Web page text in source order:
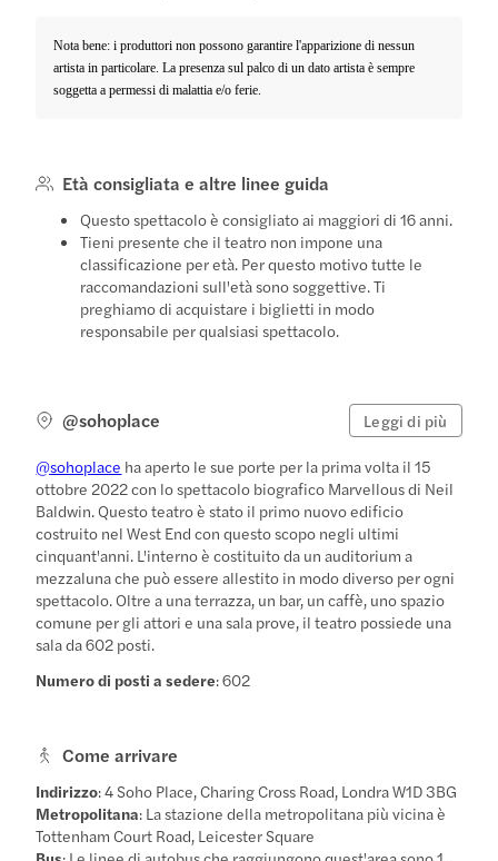
Nota bene: i produttori non possono garantire l'apparizione di nessun
artista in particolare. La presenza sul palco di un dato artista è sempre
soggetta a permessi di malattia e/o ferie.
Età consigliata e altre linee guida
Questo spettacolo è consigliato ai maggiori di 16 anni.
Tieni presente che il teatro non impone una
classificazione per età. Per questo motivo tutte le
raccomandazioni sull'età sono soggettive. Ti
preghiamo di acquistare i biglietti in modo
responsabile per qualsiasi spettacolo.
@sohoplace Leggi di più
@sohoplace ha aperto le sue porte per la prima volta il 15
ottobre 2022 con lo spettacolo biografico Marvellous di Neil
Baldwin. Questo teatro è stato il primo nuovo edificio
costruito nel West End con questo scopo negli ultimi
cinquant'anni. L'interno è costituito da un auditorium a
mezzaluna che può essere allestito in modo diverso per ogni
spettacolo. Oltre a una terrazza, un bar, un caffè, uno spazio
comune per gli attori e una sala prove, il teatro possiede una
sala da 602 posti.
Numero di posti a sedere: 602
Come arrivare
Indirizzo: 4 Soho Place, Charing Cross Road, Londra W1D 3BG
Metropolitana: La stazione della metropolitana più vicina è
Tottenham Court Road, Leicester Square